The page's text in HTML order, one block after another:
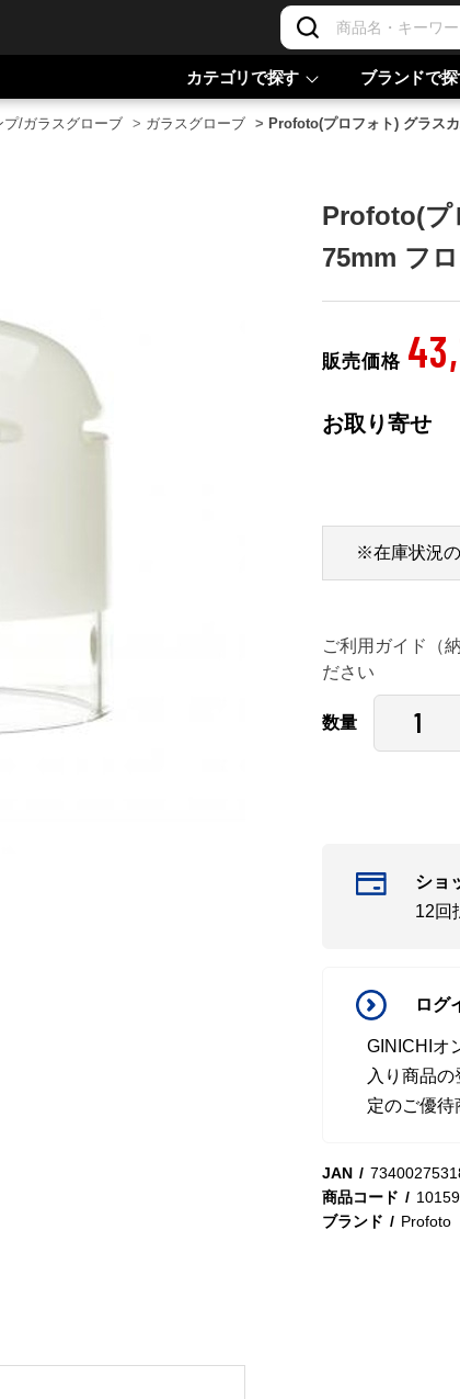
カテゴリで探す ブランドで
プ/ガラスグローブ > ガラスグローブ > Profoto(プロフォト) グラス
Profoto(プ
75mm フ
販売価格
お取り寄せ
ご利用ガイド（
ださい
※在庫状況
数量
ショ
12回
ログ
GINICHIオ
入り商品
定のご優待
JAN
商品コード
ブランド
Profoto